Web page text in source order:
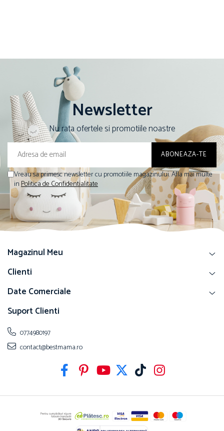
Newsletter
Nu rata ofertele si promotiile noastre
Vreau sa primesc newsletter cu promotiile magazinului. Afla mai multe
inPolitica de Confidentialitate
Magazinul Meu
Clienti
Date Comerciale
Suport Clienti
0774980197
contact@bestmama.ro